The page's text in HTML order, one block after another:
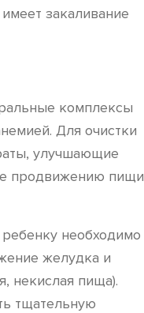
закаливание
комплексы
Для очистки
улучшающие
продвижению пищи
необходимо
желудка и
некислая пища).
тщательную